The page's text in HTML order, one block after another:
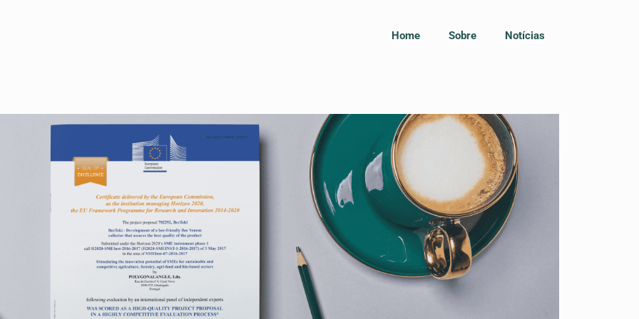
Home Sobre Notícias